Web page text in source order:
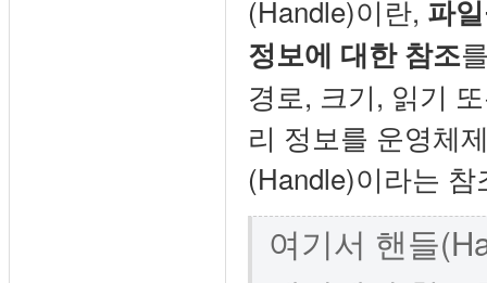
(Handle)이란, 파
정보에 대한 참조
경로, 크기, 읽기
리 정보를 운영체
(Handle)이라는
여기서 핸들